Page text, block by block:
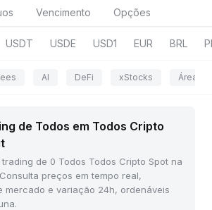
Vencimento Opções
USDT USDE USD1 EUR BRL
AI DeFi xStocks Área da
de Todos em Todos Cripto
de 0 Todos Todos Cripto Spot na
preços em tempo real,
mercado e variação 24h, ordenáveis